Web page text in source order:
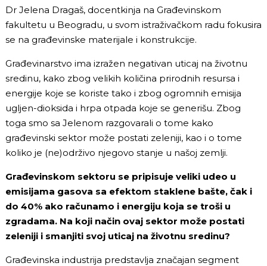
Dr Jelena Dragaš, docentkinja na Građevinskom
fakultetu u Beogradu, u svom istraživačkom radu fokusira
se na građevinske materijale i konstrukcije.
Građevinarstvo ima izražen negativan uticaj na životnu
sredinu, kako zbog velikih količina prirodnih resursa i
energije koje se koriste tako i zbog ogromnih emisija
ugljen-dioksida i hrpa otpada koje se generišu. Zbog
toga smo sa Jelenom razgovarali o tome kako
građevinski sektor može postati zeleniji, kao i o tome
koliko je (ne)održivo njegovo stanje u našoj zemlji.
Građevinskom sektoru se pripisuje veliki udeo u
emisijama gasova sa efektom staklene bašte, čak i
do 40% ako računamo i energiju koja se troši u
zgradama. Na koji način ovaj sektor može postati
zeleniji i smanjiti svoj uticaj na životnu sredinu?
Građevinska industrija predstavlja značajan segment